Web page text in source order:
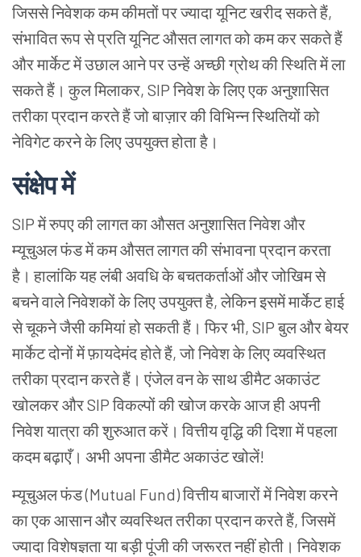
जिससे निवेशक कम कीमतों पर ज्यादा यूनिट खरीद सकते हैं,
संभावित रूप से प्रति यूनिट औसत लागत को कम कर सकते हैं
और मार्केट में उछाल आने पर उन्हें अच्छी ग्रोथ की स्थिति में ला
सकते हैं। कुल मिलाकर, SIP निवेश के लिए एक अनुशासित
तरीका प्रदान करते हैं जो बाज़ार की विभिन्न स्थितियों को
नेविगेट करने के लिए उपयुक्त होता है।
संक्षेप में
SIP में रुपए की लागत का औसत अनुशासित निवेश और
म्यूचुअल फंड में कम औसत लागत की संभावना प्रदान करता
है। हालांकि यह लंबी अवधि के बचतकर्ताओं और जोखिम से
बचने वाले निवेशकों के लिए उपयुक्त है, लेकिन इसमें मार्केट हाई
से चूकने जैसी कमियां हो सकती हैं। फिर भी, SIP बुल और बेयर
मार्केट दोनों में फ़ायदेमंद होते हैं, जो निवेश के लिए व्यवस्थित
तरीका प्रदान करते हैं। एंजेल वन के साथ डीमैट अकाउंट
खोलकर और SIP विकल्पों की खोज करके आज ही अपनी
निवेश यात्रा की शुरुआत करें। वित्तीय वृद्धि की दिशा में पहला
कदम बढ़ाएँ। अभी अपना डीमैट अकाउंट खोलें!
म्यूचुअल फंड (Mutual Fund) वित्तीय बाजारों में निवेश करने
का एक आसान और व्यवस्थित तरीका प्रदान करते हैं, जिसमें
ज्यादा विशेषज्ञता या बड़ी पूंजी की जरूरत नहीं होती। निवेशक